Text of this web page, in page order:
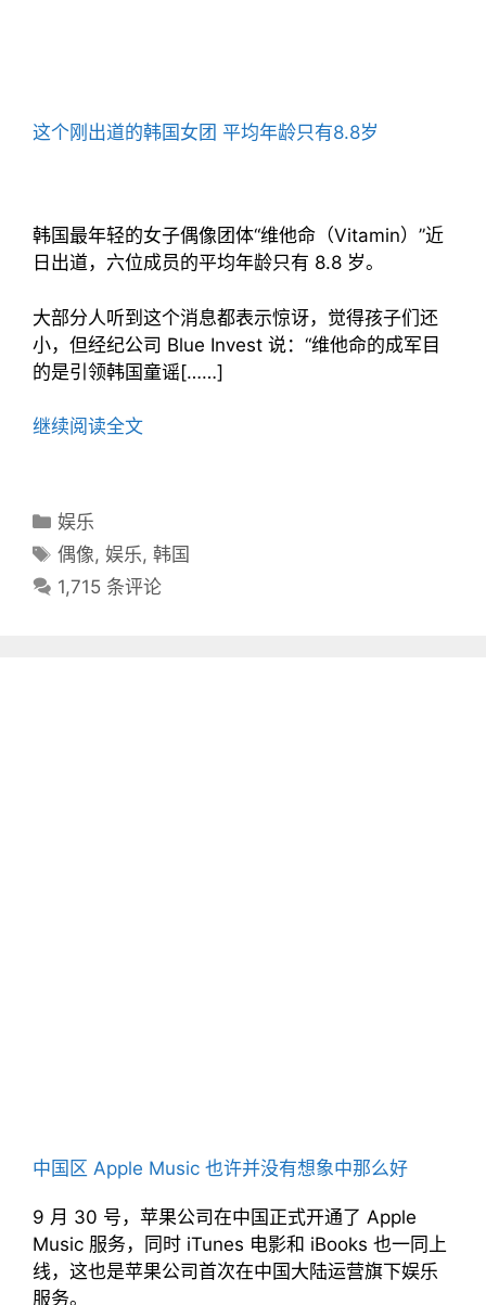
这个刚出道的韩国女团 平均年龄只有8.8岁
韩国最年轻的女子偶像团体“维他命（Vitamin）”近
日出道，六位成员的平均年龄只有 8.8 岁。
大部分人听到这个消息都表示惊讶，觉得孩子们还
小，但经纪公司 Blue Invest 说：“维他命的成军目
的是引领韩国童谣[……]
继续阅读全文
分
类
录
娱乐
标
签
偶像,娱乐,韩国
1,715 条评论
中国区 Apple Music 也许并没有想象中那么好
9 月 30 号，苹果公司在中国正式开通了 Apple
Music 服务，同时 iTunes 电影和 iBooks 也一同上
线，这也是苹果公司首次在中国大陆运营旗下娱乐
服务。